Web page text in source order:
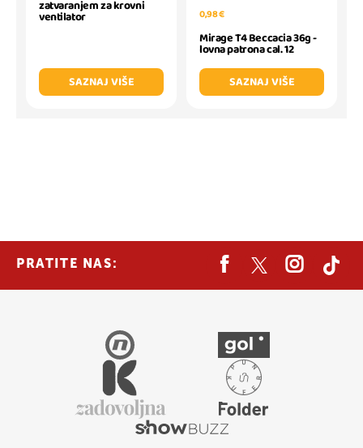
zatvaranjem za krovni
ventilator
SAZNAJ VIŠE
0,98 €
Mirage T4 Beccacia 36g -
lovna patrona cal. 12
SAZNAJ VIŠE
PRATITE NAS: